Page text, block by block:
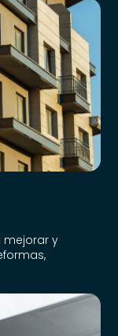
mejorar y